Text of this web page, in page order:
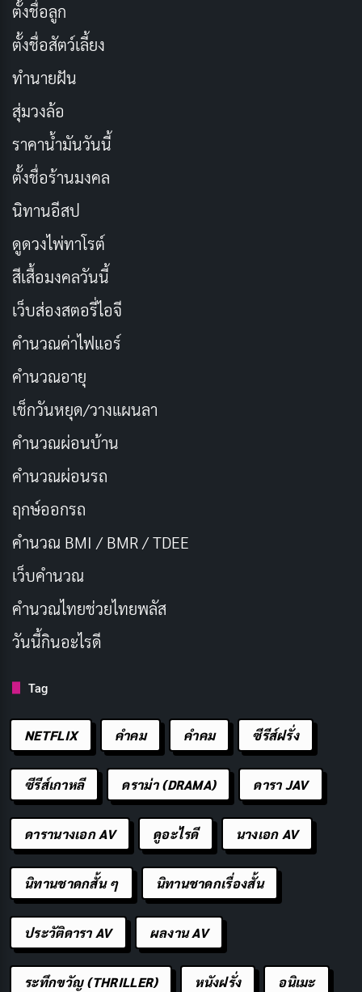
ประเภท: ชีวประวัติ, สงคราม, ดราม่า
วันที่เข้าฉาย: 4 พฤศจิกายน 2016
นักแสดงนำ: แอนดรูว์ การ์ฟิลด์, แซม เวิร์ธธิงตัน, ลุค
เบรซีย์, เทเรซ่า พาล์มเมอร์
ผู้กำกับ: เมล กิ๊บสัน
ความยาว: 2 ชั่วโมง 19 นาที
49. Fury | วันปฐพีเดือด (2014)
ในช่วงเดือนเมษายน ปี 1945 สงครามโลกครั้งที่สองใกล้จะ
สิ้นสุดลง กองทัพนาซีเยอรมันกำลังพ่ายแพ้ แต่ก็ยังคงต่อสู้
อย่างดุเดือด “วอร์แดดดี้” (
แข็งแกร่งและมากประสบการณ์ เป็นผู้นำทีมรถถัง
Sherman ที่ชื่อ “Fury” พร้อมลูกทีมอีก 4 คน พวกเขาได้รับ
ภารกิจเสี่ยงตายในการบุกฝ่าแนวข้าศึกเข้าไปในใจกลาง
เยอรมัน
กองทัพเยอรมันที่เหนือกว่า และการต่อสู้กับความกลัวและ
ความสิ้นหวังในใจของพวกเขาเอง นอร์แมน (โลแกน เลอร์
แมน) พลขับรถถังมือใหม่ ต้องเรียนรู้ที่จะเอาชีวิตรอดและ
ต่อสู้ในสงครามที่โหดร้ายนี้
Fury ไม่ใช่แค่เรื่องราวของการทำสงคราม แต่มันยังเป็น
เรื่องราวของความกล้าหาญ ความเสียสละ และมิตรภาพที่
เกิดขึ้นท่ามกลางความโหดร้ายของสงคราม
– ประเภท: สงคราม, แอ็คชั่น, ดราม่า
– วันที่เข้าฉาย: 17 ตุลาคม 2014
– นักแสดงนำ: แบรด พิตต์, ไชอา ลาบัฟ, โลแกน เลอร์แมน,
ตั้งชื่อลูก
ตั้งชื่อสัตว์เลี้ยง
ทำนายฝัน
สุ่มวงล้อ
ราคาน้ำมันวันนี้
ตั้งชื่อร้านมงคล
นิทานอีสป
ดูดวงไพ่ทาโรต์
สีเสื้อมงคลวันนี้
เว็บส่องสตอรี่ไอจี
คำนวณค่าไฟแอร์
คำนวณอายุ
เช็กวันหยุด/วางแผนลา
คำนวณผ่อนบ้าน
คำนวณผ่อนรถ
ฤกษ์ออกรถ
คำนวณ BMI / BMR / TDEE
เว็บคํานวณ
คํานวณไทยช่วยไทยพลัส
วันนี้กินอะไรดี
Tag
NETFLIX คำคม คําคม ซีรีส์ฝรั่ง
ซีรีส์เกาหลี ดราม่า (DRAMA) ดารา JAV
ดารานางเอก AV ดูอะไรดี นางเอก AV
นิทานชาดกสั้น ๆ นิทานชาดกเรื่องสั้น
ประวัติดารา AV ผลงาน AV
ระทึกขวัญ (THRILLER) หนังฝรั่ง อนิเมะ